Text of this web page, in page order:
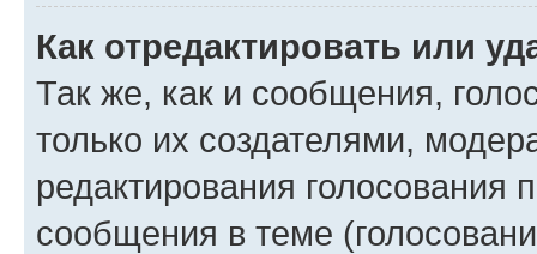
Как отредактировать или
Так же, как и сообщения,
только их создателями,
редактирования голосования
сообщения в теме